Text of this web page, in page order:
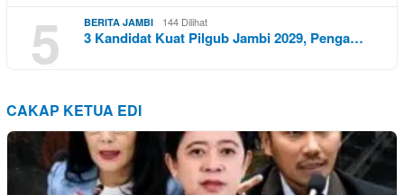
5 BERITA JAMBI 144 Dilihat
3 Kandidat Kuat Pilgub Jambi 2029, Penga…
CAKAP KETUA EDI